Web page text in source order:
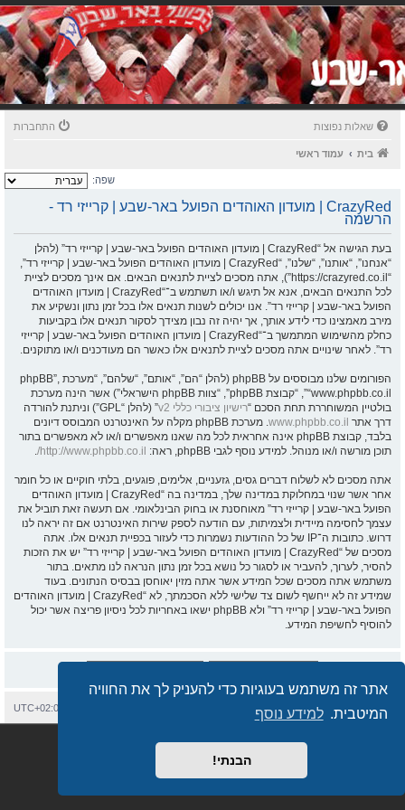
אתר זה משתמש בעוגיות כדי להעניק לך את החוויה
המיטבית. למידע נוסף
הבנתי!
שאלות נפוצות התחברות
בית עמוד ראשי
שפה:
CrazyRed | מועדון האוהדים הפועל באר-שבע | קרייזי רד -
הרשמה
בעת הגישה אל “CrazyRed | מועדון האוהדים הפועל באר-שבע | קרייזי רד” (להלן
“אנחנו”, “אותנו”, “שלנו”, “CrazyRed | מועדון האוהדים הפועל באר-שבע | קרייזי רד”,
“https://crazyred.co.il”), אתה מסכים לציית לתנאים הבאים. אם אינך מסכים לציית
לכל התנאים הבאים, אנא אל תיגש ו/או תשתמש ב־“CrazyRed | מועדון האוהדים
הפועל באר-שבע | קרייזי רד”. אנו יכולים לשנות תנאים אלו בכל זמן נתון ונשקיע את
מירב מאמצינו כדי לידע אותך, אך יהיה זה נבון מצידך לסקור תנאים אלו בקביעות
כחלק מהשימוש המתמשך ב־“CrazyRed | מועדון האוהדים הפועל באר-שבע | קרייזי
רד”. לאחר שינויים אתה מסכים לציית לתנאים אלו כאשר הם מעודכנים ו/או מתוקנים.
הפורומים שלנו מבוססים על phpBB (להלן “הם”, “אותם”, “שלהם”, “מערכת phpBB”,
“www.phpbb.co.il”, “קבוצת phpBB”, “צוות phpBB הישראלי”) אשר הינה מערכת
בולטיין המשוחררת תחת הסכם “רישיון ציבורי כללי v2
” (להלן “GPL”) וניתנת להורדה
דרך אתר www.phpbb.co.il
. מערכת phpBB מקלה על האינטרנט המבוסס דיונים
בלבד, קבוצת phpBB אינה אחראית לכל מה שאנו מאפשרים ו/או לא מאפשרים בתור
תוכן מורשה ו/או מנוהל. למידע נוסף לגבי phpBB, ראה:
http://www.phpbb.co.il/
.
אתה מסכים לא לשלוח דברים גסים, גזעניים, אלימים, פוגעים, בלתי חוקיים או כל חומר
אחר אשר שנוי במחלוקת במדינה שלך, במדינה בה “CrazyRed | מועדון האוהדים
הפועל באר-שבע | קרייזי רד” מאוחסנת או בחוק הבינלאומי. אם תעשה זאת תוביל את
עצמך לחסימה מיידית ולצמיתות, עם הודעה לספק שירות האינטרנט אם זה יראה לנו
דרוש. כתובות ה־IP של כל ההודעות נשמרות כדי לעזור בכפיית תנאים אלו. אתה
מסכים של “CrazyRed | מועדון האוהדים הפועל באר-שבע | קרייזי רד” יש את הזכות
להסיר, לערוך, להעביר או לסגור כל נושא בכל זמן נתון הנראה לנו מתאים. בתור
משתמש אתה מסכים שכל המידע אשר אתה מזין יאוחסן בבסיס הנתונים. בעוד
שמידע זה לא ייחשף לשום צד שלישי ללא הסכמתך, לא “CrazyRed | מועדון האוהדים
הפועל באר-שבע | קרייזי רד” ולא phpBB ישאו באחריות לכל ניסיון פריצה אשר יכול
להוסיף לחשיפת המידע.
בית עמוד ראשי UTC+02:00 יצירת קשר
מופעל על ידיphpBB
® Forum Software © phpBB Limited